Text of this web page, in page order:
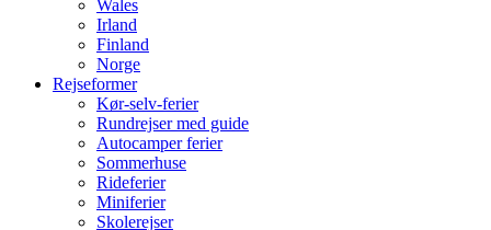
Wales
Irland
Finland
Norge
Rejseformer
Kør-selv-ferier
Rundrejser med guide
Autocamper ferier
Sommerhuse
Rideferier
Miniferier
Skolerejser